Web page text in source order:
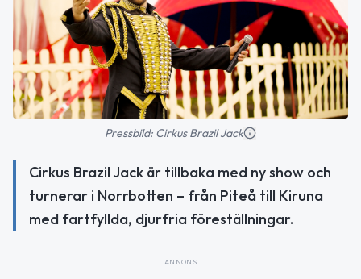
Pressbild: Cirkus Brazil Jack
Cirkus Brazil Jack är tillbaka med ny show och
turnerar i Norrbotten – från Piteå till Kiruna
med fartfyllda, djurfria föreställningar.
ANNONS